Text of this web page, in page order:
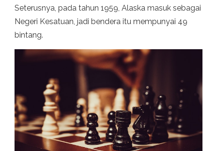
Seterusnya, pada tahun 1959, Alaska masuk sebagai
Negeri Kesatuan, jadi bendera itu mempunyai 49
bintang.